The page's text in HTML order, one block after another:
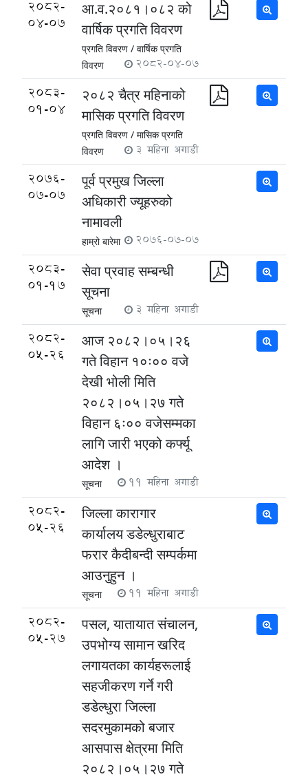
2082-
04-07
आ.व.२०८१।०८२ को
वार्षिक प्रगति विवरण
प्रगति विवरण / वार्षिक प्रगति
विवरण
2082-04-07
2083-
01-04
२०८२ चैत्र महिनाको
मासिक प्रगति विवरण
प्रगति विवरण / मासिक प्रगति
विवरण
3 महिना अगाडी
2076-
07-07
पूर्व प्रमुख जिल्ला
अधिकारी ज्यूहरुको
नामावली
हाम्रो बारेमा 2076-07-07
2083-
01-17
सेवा प्रवाह सम्बन्धी
सूचना
सूचना 3 महिना अगाडी
2082-
05-26
आज २०८२।०५।२६
गते विहान १०ः०० वजे
देखी भोली मिति
२०८२।०५।२७ गते
विहान ६ः०० वजेसम्मका
लागि जारी भएको कर्फ्यू
आदेश ।
सूचना 11 महिना अगाडी
2082-
05-26
जिल्ला कारागार
कार्यालय डडेल्धुराबाट
फरार कैदीबन्दी सम्पर्कमा
आउनुहुन ।
सूचना 11 महिना अगाडी
2082-
05-27
पसल, यातायात संचालन,
उपभोग्य सामान खरिद
लगायतका कार्यहरूलाई
सहजीकरण गर्ने गरी
डडेल्धुरा जिल्ला
सदरमुकामको बजार
आसपास क्षेत्रमा मिति
२०८२।०५।२७ गते